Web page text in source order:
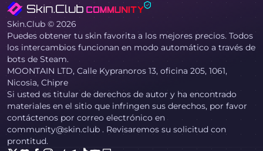
Skin.Club © 2026
Puedes obtener tu skin favorita a los mejores precios. Todos
los intercambios funcionan en modo automático a través de
bots de Steam.
MOONTAIN LTD, Calle Kypranoros 13, oficina 205, 1061,
Nicosia, Chipre
Si usted es titular de derechos de autor y ha encontrado
materiales en el sitio que infringen sus derechos, por favor
contáctenos por correo electrónico en
community@skin.club . Revisaremos su solicitud con
prontitud.